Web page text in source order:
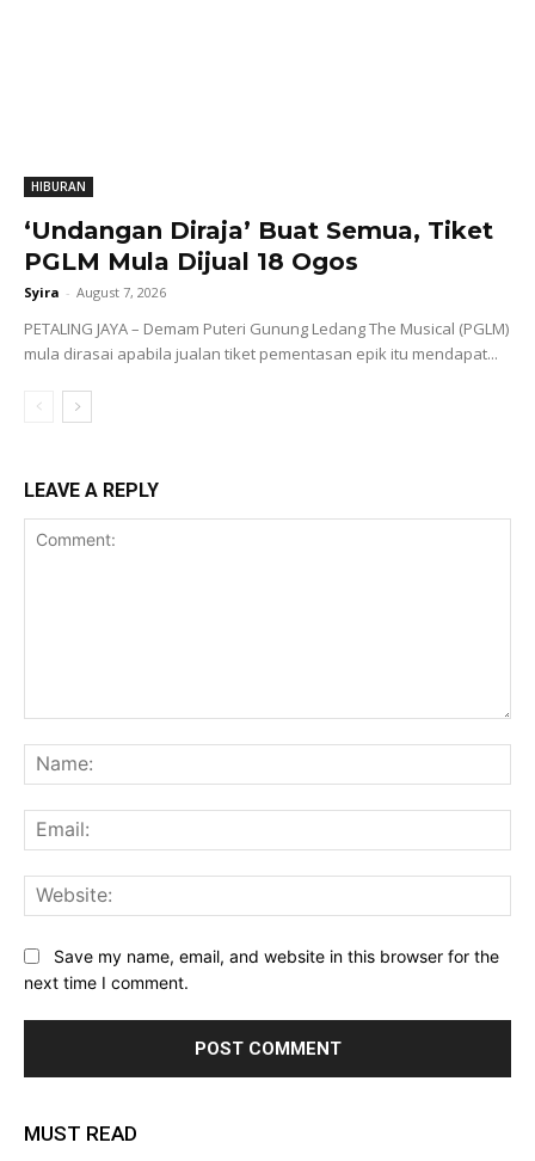
HIBURAN
‘Undangan Diraja’ Buat Semua, Tiket
PGLM Mula Dijual 18 Ogos
Syira - August 7, 2026
PETALING JAYA – Demam Puteri Gunung Ledang The Musical (PGLM)
mula dirasai apabila jualan tiket pementasan epik itu mendapat...
LEAVE A REPLY
Save my name, email, and website in this browser for the
next time I comment.
MUST READ